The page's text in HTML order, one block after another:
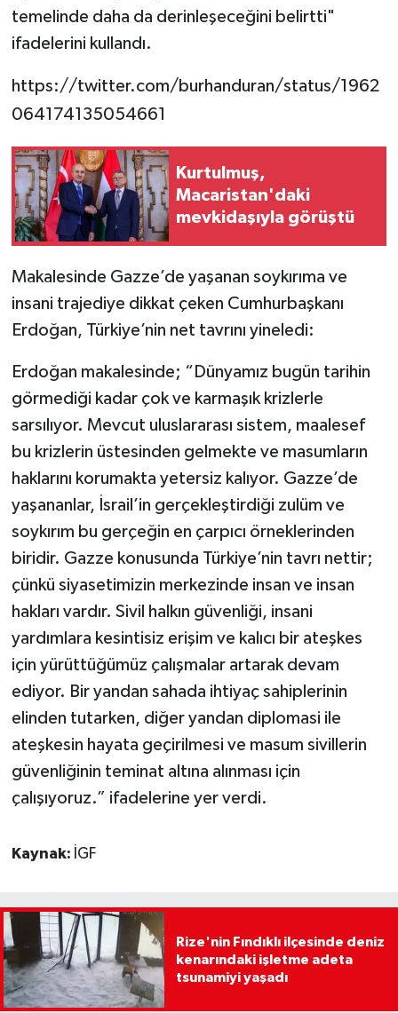
temelinde daha da derinleşeceğini belirtti"
ifadelerini kullandı.
https://twitter.com/burhanduran/status/1962
064174135054661
Kurtulmuş,
Macaristan'daki
mevkidaşıyla görüştü
Makalesinde Gazze’de yaşanan soykırıma ve
insani trajediye dikkat çeken Cumhurbaşkanı
Erdoğan, Türkiye’nin net tavrını yineledi:
Erdoğan makalesinde; “Dünyamız bugün tarihin
görmediği kadar çok ve karmaşık krizlerle
sarsılıyor. Mevcut uluslararası sistem, maalesef
bu krizlerin üstesinden gelmekte ve masumların
haklarını korumakta yetersiz kalıyor. Gazze’de
yaşananlar, İsrail’in gerçekleştirdiği zulüm ve
soykırım bu gerçeğin en çarpıcı örneklerinden
biridir. Gazze konusunda Türkiye’nin tavrı nettir;
çünkü siyasetimizin merkezinde insan ve insan
hakları vardır. Sivil halkın güvenliği, insani
yardımlara kesintisiz erişim ve kalıcı bir ateşkes
için yürüttüğümüz çalışmalar artarak devam
ediyor. Bir yandan sahada ihtiyaç sahiplerinin
elinden tutarken, diğer yandan diplomasi ile
ateşkesin hayata geçirilmesi ve masum sivillerin
güvenliğinin teminat altına alınması için
çalışıyoruz.” ifadelerine yer verdi.
Kaynak: İGF
Rize'nin Fındıklı ilçesinde deniz
kenarındaki işletme adeta
tsunamiyi yaşadı